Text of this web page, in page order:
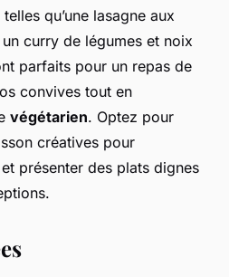
qu’une lasagne aux
curry de légumes et noix
parfaits pour un repas de
convives tout en
végétarien. Optez pour
créatives pour
présenter des plats dignes